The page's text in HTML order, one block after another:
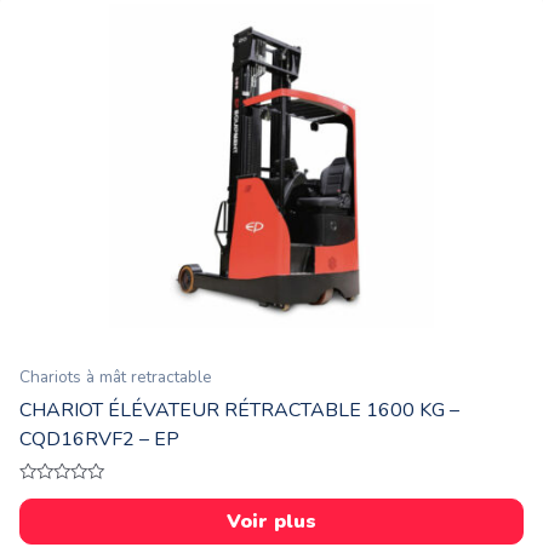
Chariots à mât retractable
CHARIOT ÉLÉVATEUR RÉTRACTABLE 1600 KG –
CQD16RVF2 – EP
Note
0
5
Voir plus